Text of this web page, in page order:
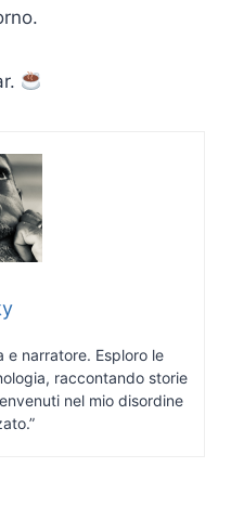
e narratore. Esploro le
raccontando storie
nel mio disordine